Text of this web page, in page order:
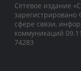
Сетевое издание
зарегистрировано
сфере связи,
коммуникаций
74283